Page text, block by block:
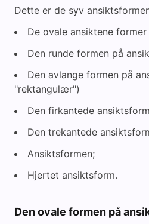
Dette er de syv
De ovale ansiktene former
Den runde formen på
Den avlange formen på
"rektangulær")
Den firkantede
Den trekantede
Ansiktsformen;
Hjertet ansiktsform.
Den ovale formen på